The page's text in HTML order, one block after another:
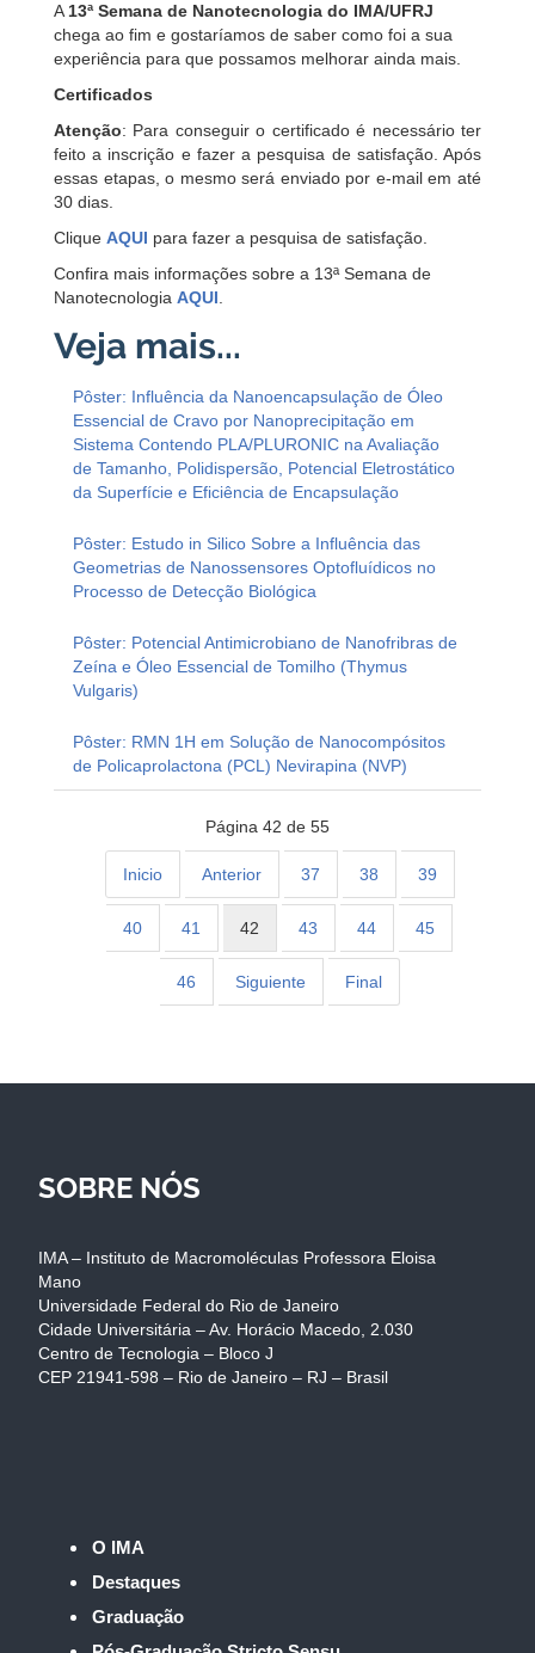
A 13ª Semana de Nanotecnologia do IMA/UFRJ
chega ao fim e gostaríamos de saber como foi a sua
experiência para que possamos melhorar ainda mais.
Certificados
Atenção: Para conseguir o certificado é necessário ter
feito a inscrição e fazer a pesquisa de satisfação. Após
essas etapas, o mesmo será enviado por e-mail em até
30 dias.
Clique AQUI para fazer a pesquisa de satisfação.
Confira mais informações sobre a 13ª Semana de
Nanotecnologia AQUI
Pôster: Influência da Nanoencapsulação de Óleo
Essencial de Cravo por Nanoprecipitação em
Sistema Contendo PLA/PLURONIC na Avaliação
de Tamanho, Polidispersão, Potencial Eletrostático
da Superfície e Eficiência de Encapsulação
Pôster: Estudo in Silico Sobre a Influência das
Geometrias de Nanossensores Optofluídicos no
Processo de Detecção Biológica
Pôster: Potencial Antimicrobiano de Nanofribras de
Zeína e Óleo Essencial de Tomilho (Thymus
Vulgaris)
Pôster: RMN 1H em Solução de Nanocompósitos
de Policaprolactona (PCL) Nevirapina (NVP)
Página 42 de 55
Inicio Anterior 37 38 39
40 41 42 43 44 45
46 Siguiente Final
SOBRE NÓS
IMA – Instituto de Macromoléculas Professora Eloisa
Mano
Universidade Federal do Rio de Janeiro
Cidade Universitária – Av. Horácio Macedo, 2.030
Centro de Tecnologia – Bloco J
CEP 21941-598 – Rio de Janeiro – RJ – Brasil
O IMA
Destaques
Graduação